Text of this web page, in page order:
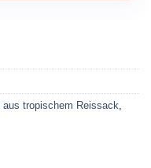
aus tropischem Reissack,